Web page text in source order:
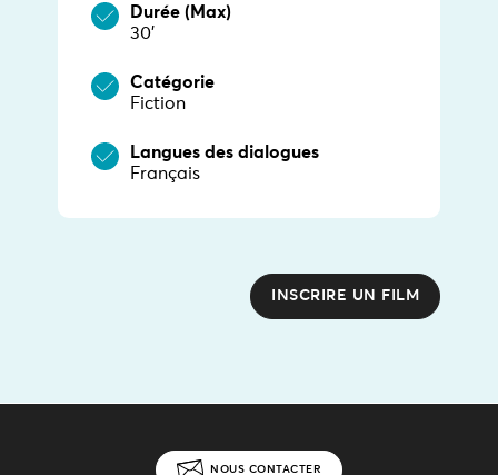
Durée (Max)
30’
Catégorie
Fiction
Langues des dialogues
Français
INSCRIRE UN FILM
NOUS CONTACTER